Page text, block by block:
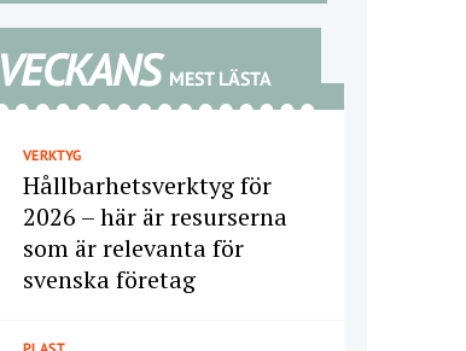
VECKANS MEST LÄSTA
VERKTYG
Hållbarhetsverktyg för
2026 – här är resurserna
som är relevanta för
svenska företag